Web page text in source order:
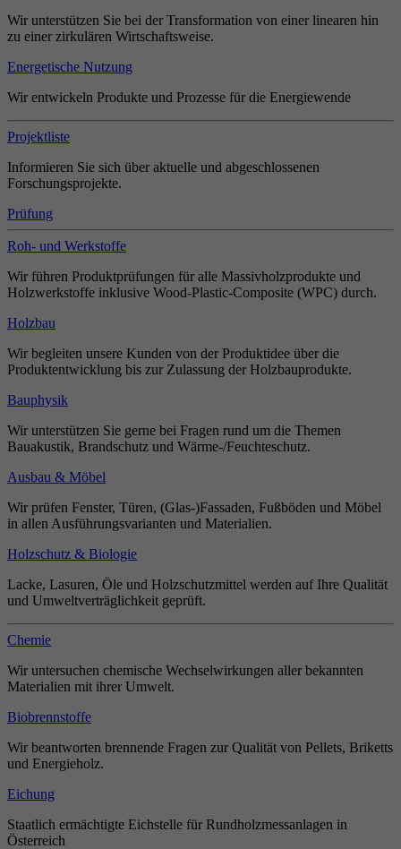
Wir unterstützen Sie bei der Transformation von einer linearen hin
zu einer zirkulären Wirtschaftsweise.
Energetische Nutzung
Wir entwickeln Produkte und Prozesse für die Energiewende
Projektliste
Informieren Sie sich über aktuelle und abgeschlossenen
Forschungsprojekte.
Prüfung
Roh- und Werkstoffe
Wir führen Produktprüfungen für alle Massivholzprodukte und
Holzwerkstoffe inklusive Wood-Plastic-Composite (WPC) durch.
Holzbau
Wir begleiten unsere Kunden von der Produktidee über die
Produktentwicklung bis zur Zulassung der Holzbauprodukte.
Bauphysik
Wir unterstützen Sie gerne bei Fragen rund um die Themen
Bauakustik, Brandschutz und Wärme-/Feuchteschutz.
Ausbau & Möbel
Wir prüfen Fenster, Türen, (Glas-)Fassaden, Fußböden und Möbel
in allen Ausführungsvarianten und Materialien.
Holzschutz & Biologie
Lacke, Lasuren, Öle und Holzschutzmittel werden auf Ihre Qualität
und Umweltverträglichkeit geprüft.
Chemie
Wir untersuchen chemische Wechselwirkungen aller bekannten
Materialien mit ihrer Umwelt.
Biobrennstoffe
Wir beantworten brennende Fragen zur Qualität von Pellets, Briketts
und Energieholz.
Eichung
Staatlich ermächtigte Eichstelle für Rundholzmessanlagen in
Österreich